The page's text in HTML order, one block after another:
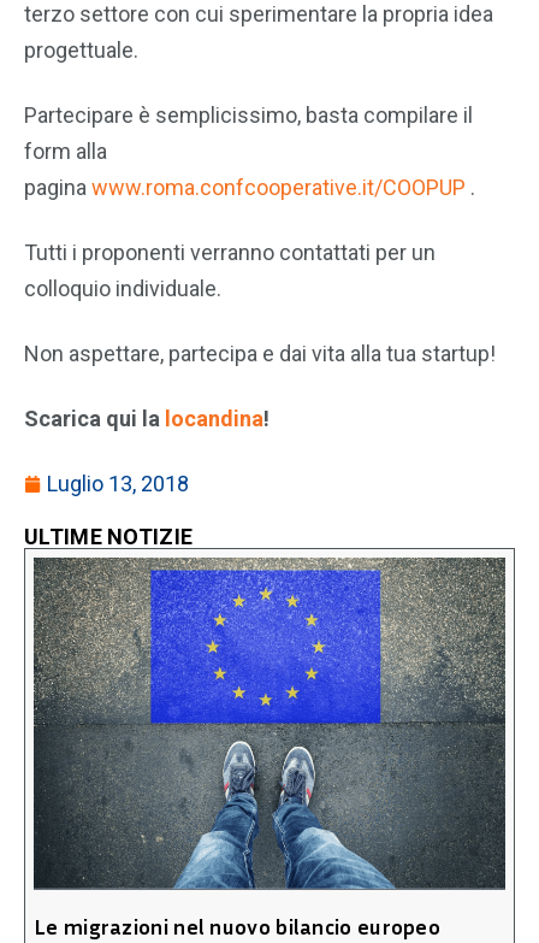
terzo settore con cui sperimentare la propria idea
progettuale.
Partecipare è semplicissimo, basta compilare il
form alla
pagina www.roma.confcooperative.it/COOPUP .
Tutti i proponenti verranno contattati per un
colloquio individuale.
Non aspettare, partecipa e dai vita alla tua startup!
Scarica qui la locandina!
Luglio 13, 2018
ULTIME NOTIZIE
Le migrazioni nel nuovo bilancio europeo